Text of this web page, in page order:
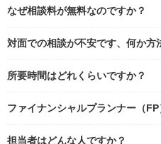
なぜ相談料が無料なのですか？
対面での相談が不安です、何か方
所要時間はどれくらいですか？
ファイナンシャルプランナー（
担当者はどんな人ですか？